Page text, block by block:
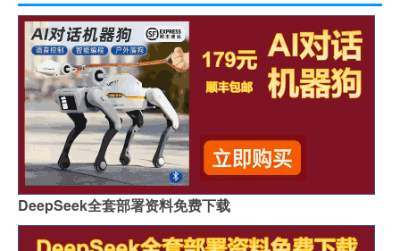
DeepSeek全套部署资料免费下载